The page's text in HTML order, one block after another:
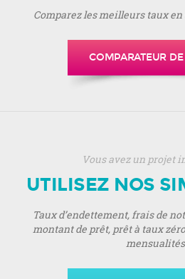
Comparez les meilleurs taux
COMPARATEUR DE
Vous avez un projet
UTILISEZ NOS
Taux d’endettement, frais de
montant de prêt, prêt à taux
mensualités